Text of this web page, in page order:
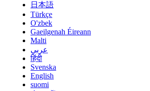
日本語
Türkçe
O'zbek
Gaeilgenah Éireann
Malti
عربي
हिंदी
Svenska
English
suomi